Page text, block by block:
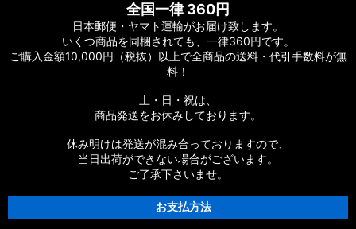
全国一律 360円
日本郵便・ヤマト運輸がお届け致します。
いくつ商品を同梱されても、一律360円です。
ご購入金額10,000円（税抜）以上で全商品の送料・代引手数料が無
料！
土・日・祝は、
商品発送をお休みしております。
休み明けは発送が混み合っておりますので、
当日出荷ができない場合がございます。
ご了承下さいませ。
お支払方法